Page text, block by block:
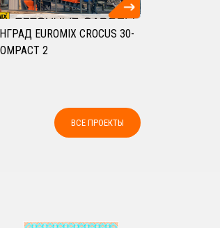
EUROMIX CROCUS 30-
2
ВСЕ ПРОЕКТЫ